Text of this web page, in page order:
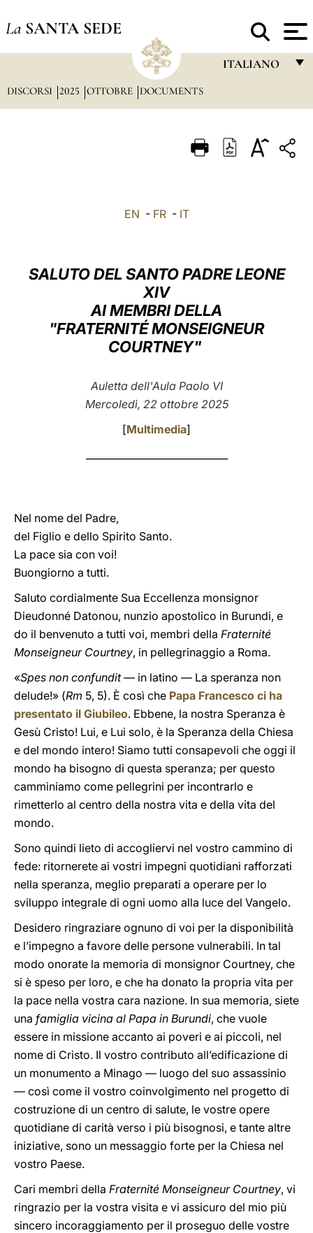
La SANTA SEDE
ITALIANO
ITALIANO
العربيّة
LATINE
DISCORSI 2025 OTTOBRE DOCUMENTS
EN - FR- IT
SALUTO DEL SANTO PADRE LEONE
XIV
AI MEMBRI DELLA
"FRATERNITÉ MONSEIGNEUR
COURTNEY"
Auletta dell'Aula Paolo VI
Mercoledì, 22 ottobre 2025
[Multimedia]
Nel nome del Padre,
del Figlio e dello Spirito Santo.
La pace sia con voi!
Buongiorno a tutti.
Saluto cordialmente Sua Eccellenza monsignor
Dieudonné Datonou, nunzio apostolico in Burundi, e
do il benvenuto a tutti voi, membri della Fraternité
Monseigneur Courtney, in pellegrinaggio a Roma.
«Spes non confundit— in latino — La speranza non
delude!» (Rm 5, 5). È così che Papa Francesco ci ha
presentato il Giubileo. Ebbene, la nostra Speranza è
Gesù Cristo! Lui, e Lui solo, è la Speranza della Chiesa
e del mondo intero! Siamo tutti consapevoli che oggi il
mondo ha bisogno di questa speranza; per questo
camminiamo come pellegrini per incontrarlo e
rimetterlo al centro della nostra vita e della vita del
mondo.
Sono quindi lieto di accogliervi nel vostro cammino di
fede: ritornerete ai vostri impegni quotidiani rafforzati
nella speranza, meglio preparati a operare per lo
sviluppo integrale di ogni uomo alla luce del Vangelo.
Desidero ringraziare ognuno di voi per la disponibilità
e l’impegno a favore delle persone vulnerabili. In tal
modo onorate la memoria di monsignor Courtney, che
si è speso per loro, e che ha donato la propria vita per
la pace nella vostra cara nazione. In sua memoria, siete
una famiglia vicina al Papa in Burundi, che vuole
essere in missione accanto ai poveri e ai piccoli, nel
nome di Cristo. Il vostro contributo all’edificazione di
un monumento a Minago — luogo del suo assassinio
— così come il vostro coinvolgimento nel progetto di
costruzione di un centro di salute, le vostre opere
quotidiane di carità verso i più bisognosi, e tante altre
iniziative, sono un messaggio forte per la Chiesa nel
vostro Paese.
Cari membri della Fraternité Monseigneur Courtney, vi
ringrazio per la vostra visita e vi assicuro del mio più
sincero incoraggiamento per il proseguo delle vostre